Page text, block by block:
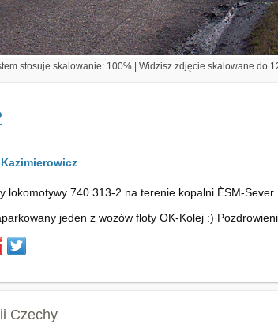
stosuje skalowanie: 100% | Widzisz zdjęcie skalowane do
lokomotywy 740 313-2 na terenie kopalni ÈSM-Sever.
jeden z wozów floty OK-Kolej :)
Czechy